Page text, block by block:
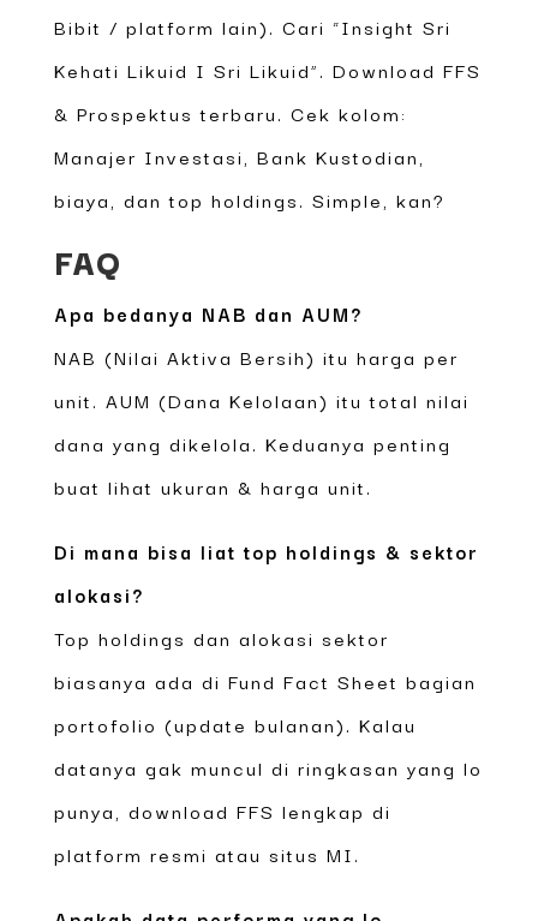
Bibit / platform lain). Cari “Insight Sri
Kehati Likuid I Sri Likuid”. Download FFS
& Prospektus terbaru. Cek kolom:
Manajer Investasi, Bank Kustodian,
biaya, dan top holdings. Simple, kan?
FAQ
Apa bedanya NAB dan AUM?
NAB (Nilai Aktiva Bersih) itu harga per
unit. AUM (Dana Kelolaan) itu total nilai
dana yang dikelola. Keduanya penting
buat lihat ukuran & harga unit.
Di mana bisa liat top holdings & sektor
alokasi?
Top holdings dan alokasi sektor
biasanya ada di Fund Fact Sheet bagian
portofolio (update bulanan). Kalau
datanya gak muncul di ringkasan yang lo
punya, download FFS lengkap di
platform resmi atau situs MI.